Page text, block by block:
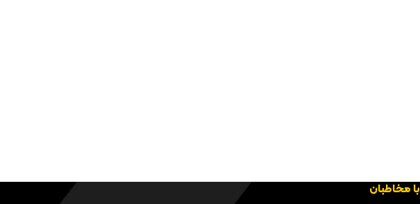
با مخاطبان